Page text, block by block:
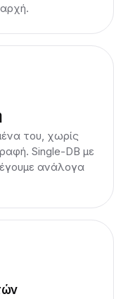
του, χωρίς
Single-DB με
ανάλογα